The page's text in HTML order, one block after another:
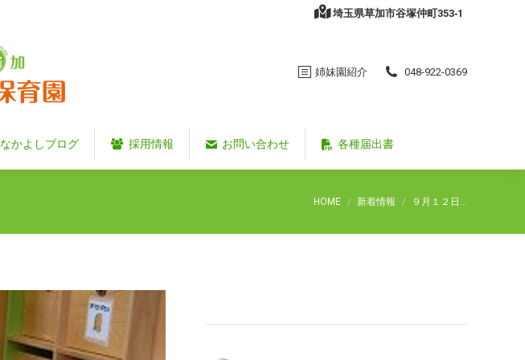
埼玉県草加市谷塚仲町353‐1
姉妹園紹介 048-922-0369
なかよしブログ 採用情報 お問い合わせ 各種届出書
You are here:
HOME 新着情報 ９月１２日…